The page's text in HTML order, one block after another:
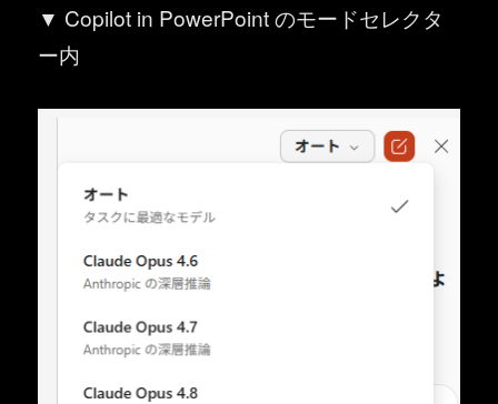
▼ Copilot in PowerPoint のモードセレクタ
ー内